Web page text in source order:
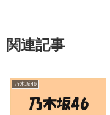
関連記事
乃木坂46